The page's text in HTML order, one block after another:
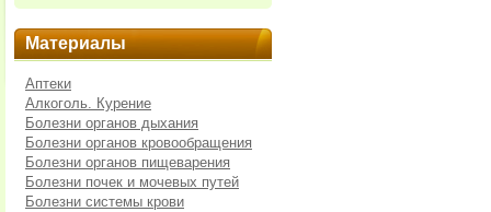
Материалы
Аптеки
Алкоголь. Курение
Болезни органов дыхания
Болезни органов кровообращения
Болезни органов пищеварения
Болезни почек и мочевых путей
Болезни системы крови